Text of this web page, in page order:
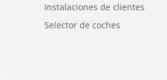
Instalaciones de clientes
Selector de coches